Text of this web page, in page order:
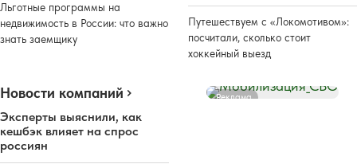
Льготные программы на
недвижимость в России: что важно
знать заемщику
Путешествуем с «Локомотивом»:
посчитали, сколько стоит
хоккейный выезд
Новости компаний
Эксперты выяснили, как
кешбэк влияет на спрос
россиян
Реклама